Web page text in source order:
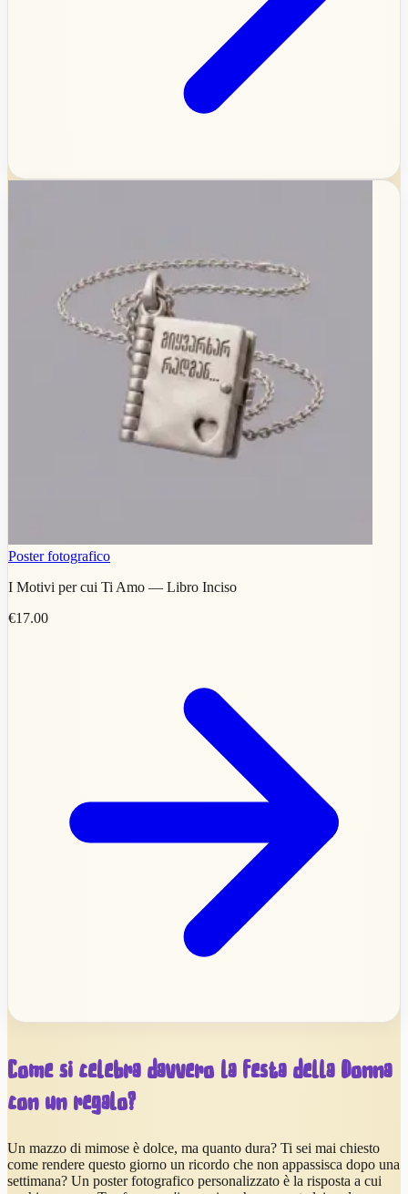
Poster fotografico
I Motivi per cui Ti Amo — Libro Inciso
€17.00
Come si celebra davvero la Festa della Donna
con un regalo?
Un mazzo di mimose è dolce, ma quanto dura? Ti sei mai chiesto
come rendere questo giorno un ricordo che non appassisca dopo una
settimana? Un poster fotografico personalizzato è la risposta a cui